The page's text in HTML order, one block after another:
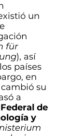
un
für
), así
países
en
su
a
de
y